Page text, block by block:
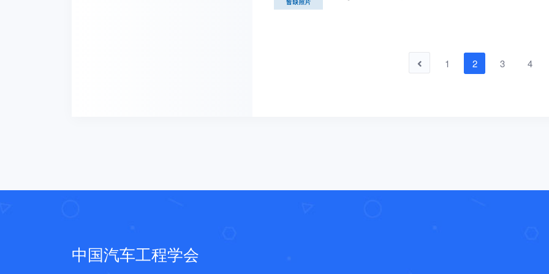
1 2 3 4
中国汽车工程学会